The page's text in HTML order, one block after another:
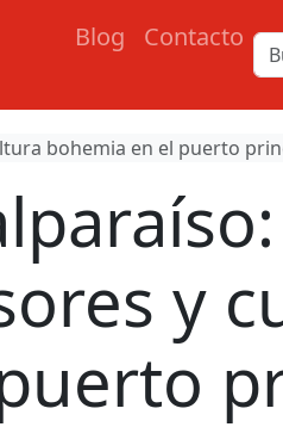
Blog Contacto
bohemia en el puerto
y